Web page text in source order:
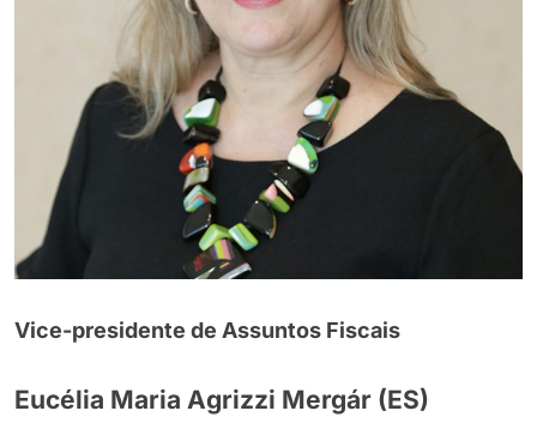
Vice-presidente de Assuntos Fiscais
Eucélia Maria Agrizzi Mergár (ES)